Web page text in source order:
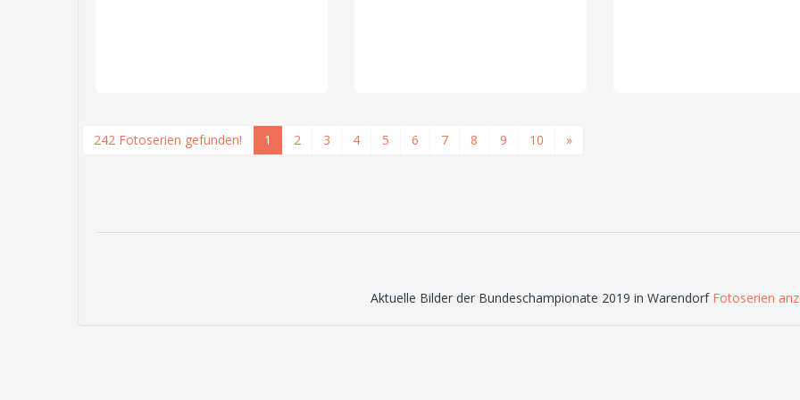
242 Fotoserien gefunden! 1 2 3 4 5 6 7 8 9 10 »
Aktuelle Bilder der Bundeschampionate 2019 in Warendorf Fotoserien